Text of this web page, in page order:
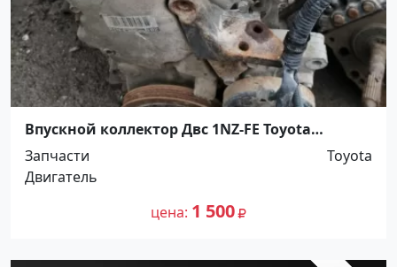
Впускной коллектор Двс 1NZ-FE Toyota
Краснодар
Запчасти
Toyota
Двигатель
цена 1 500